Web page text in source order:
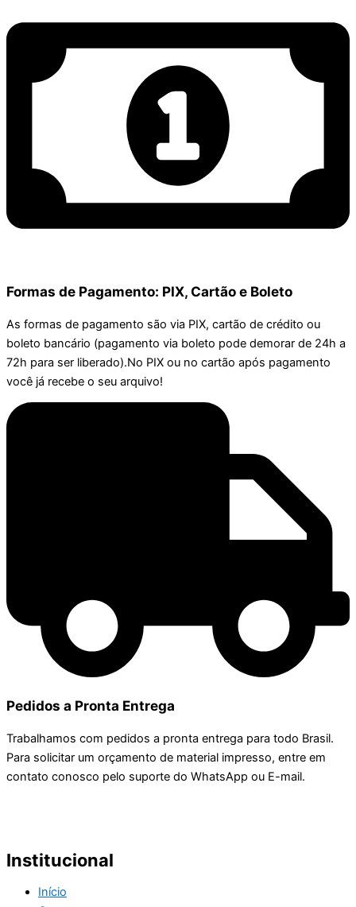
Formas de Pagamento: PIX, Cartão e Boleto
As formas de pagamento são via PIX, cartão de crédito ou
boleto bancário (pagamento via boleto pode demorar de 24h a
72h para ser liberado).No PIX ou no cartão após pagamento
você já recebe o seu arquivo!
Pedidos a Pronta Entrega
Trabalhamos com pedidos a pronta entrega para todo Brasil.
Para solicitar um orçamento de material impresso, entre em
contato conosco pelo suporte do WhatsApp ou E-mail.
Institucional
Início